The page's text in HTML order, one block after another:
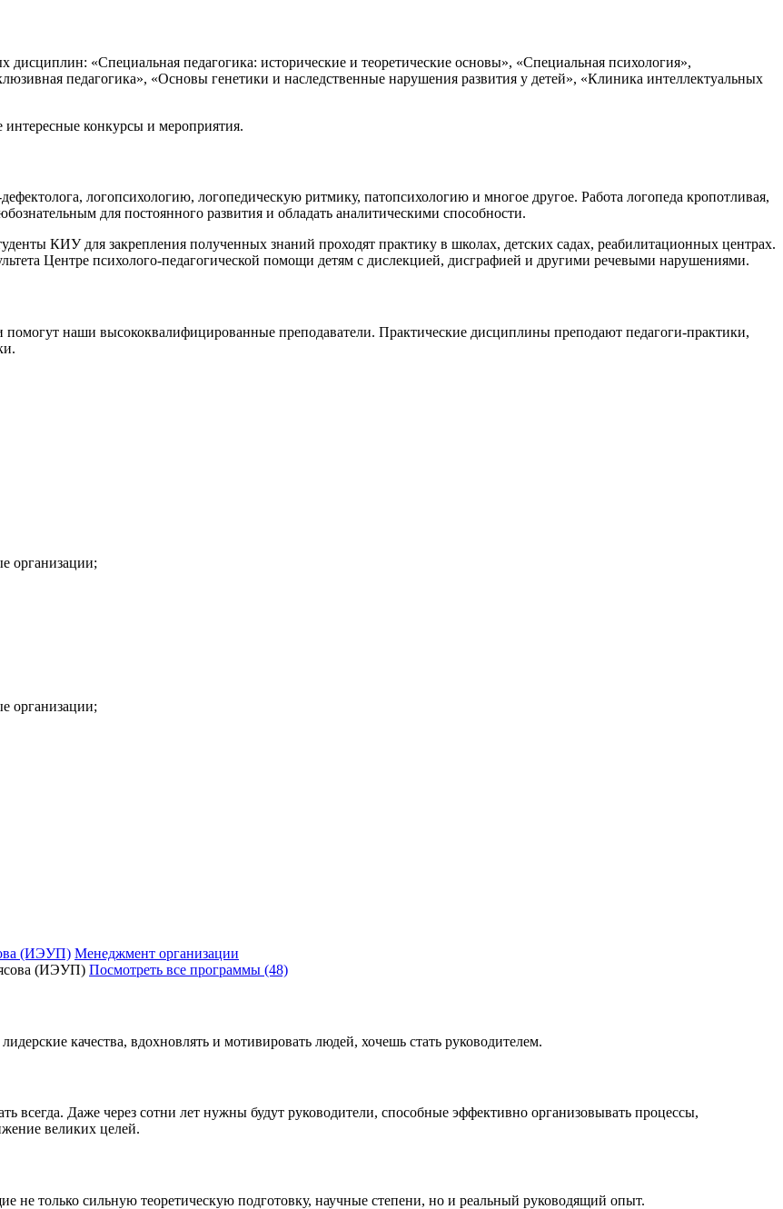
«Специальная педагогика: исторические и теоретические основы», «Специальная психология»,
педагогика», «Основы генетики и наследственные нарушения развития у детей», «Клиника интеллектуальных
интересные конкурсы и мероприятия.
логопсихологию, логопедическую ритмику, патопсихологию и многое другое. Работа логопеда кропотливая,
для постоянного развития и обладать аналитическими способности.
КИУ для закрепления полученных знаний проходят практику в школах, детских садах, реабилитационных центрах.
Центре психолого-педагогической помощи детям с дислекцией, дисграфией и другими речевыми нарушениями.
помогут наши высококвалифицированные преподаватели. Практические дисциплины преподают педагоги-практики,
организации;
организации;
(ИЭУП) Менеджмент организации
Посмотреть все программы (48)
качества, вдохновлять и мотивировать людей, хочешь стать руководителем.
всегда. Даже через сотни лет нужны будут руководители, способные эффективно организовывать процессы,
великих целей.
только сильную теоретическую подготовку, научные степени, но и реальный руководящий опыт.